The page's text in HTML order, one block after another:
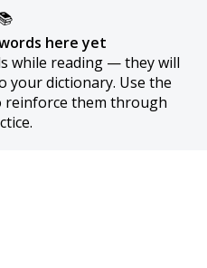
here yet
while reading — they will
your dictionary. Use the
reinforce them through